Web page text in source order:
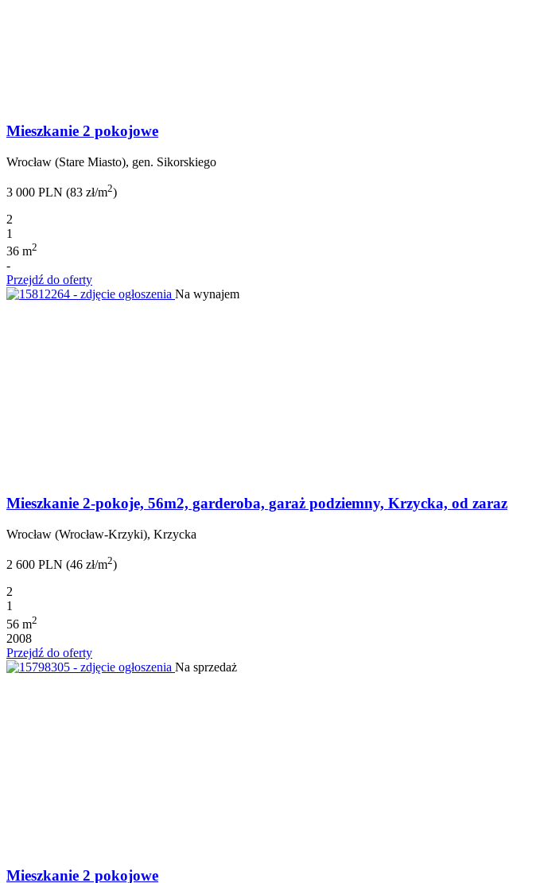
Mieszkanie 2 pokojowe
Wrocław (Stare Miasto), gen. Sikorskiego
3 000 PLN (83 zł/m2)
2
1
36 m2
-
Przejdź do oferty
Na wynajem
Mieszkanie 2-pokoje, 56m2, garderoba, garaż podziemny, Krzycka, od zaraz
Wrocław (Wrocław-Krzyki), Krzycka
2 600 PLN (46 zł/m2)
2
1
56 m2
2008
Przejdź do oferty
Na sprzedaż
Mieszkanie 2 pokojowe